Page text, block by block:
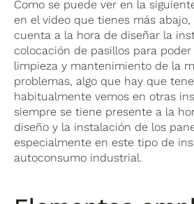
Como se puede ver en la
en el video que tienes más
cuenta a la hora de diseñar la
colocación de pasillos para
limpieza y mantenimiento de la
problemas, algo que hay que
habitualmente vemos en otras
siempre se tiene presente a la
diseño y la instalación de los
especialmente en este tipo de
autoconsumo industrial.